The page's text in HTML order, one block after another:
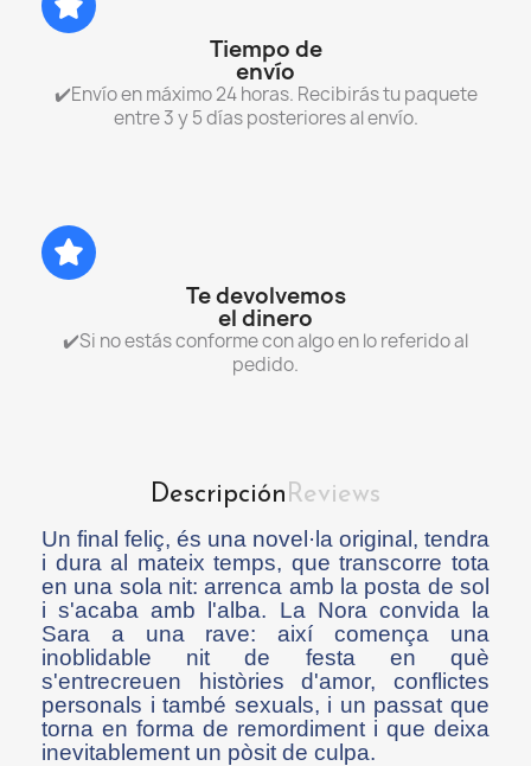
Tiempo de
envío
✔️Envío en máximo 24 horas. Recibirás tu paquete
entre 3 y 5 días posteriores al envío.
Te devolvemos
el dinero
✔️Si no estás conforme con algo en lo referido al
pedido.
Descripción Reviews
Un final feliç, és una novel·la original, tendra
i dura al mateix temps, que transcorre tota
en una sola nit: arrenca amb la posta de sol
i s'acaba amb l'alba. La Nora convida la
Sara a una rave: així comença una
inoblidable nit de festa en què
s'entrecreuen històries d'amor, conflictes
personals i també sexuals, i un passat que
torna en forma de remordiment i que deixa
inevitablement un pòsit de culpa.